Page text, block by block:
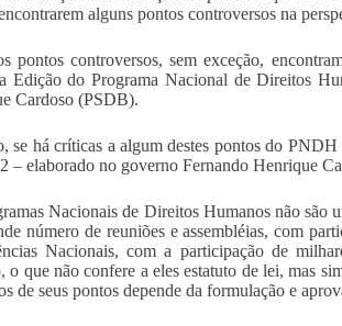
alguns pontos controversos na
pontos controversos, sem exceção,
Edição do Programa Nacional de Direitos
Cardoso (PSDB).
se há críticas a algum destes pontos do
– elaborado no governo Fernando Henrique
Nacionais de Direitos Humanos não são
número de reuniões e assembléias, com
Nacionais, com a participação de
o que não confere a eles estatuto de lei, mas
de seus pontos depende da formulação e